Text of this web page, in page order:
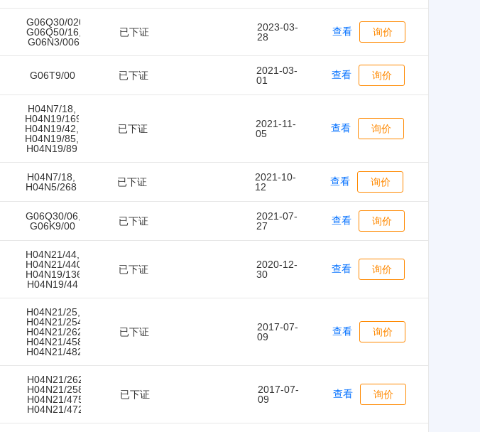
G06Q30/0201,
G06Q50/16,
G06N3/006
已下证
2023-03-
28
查看 询价
G06T9/00 已下证
2021-03-
01
查看 询价
H04N7/18,
H04N19/169,
H04N19/42,
H04N19/85,
H04N19/89
已下证
2021-11-
05
查看
询价
H04N7/18,
H04N5/268
已下证
2021-10-
12
查看 询价
G06Q30/06,
G06K9/00
已下证
2021-07-
27
查看 询价
H04N21/44,
H04N21/4402,
H04N19/136,
H04N19/44
已下证
2020-12-
30
查看
询价
H04N21/25,
H04N21/254,
H04N21/262,
H04N21/458,
H04N21/482
已下证
2017-07-
09
查看
询价
H04N21/262,
H04N21/258,
H04N21/475,
H04N21/472
已下证
2017-07-
09
查看
询价